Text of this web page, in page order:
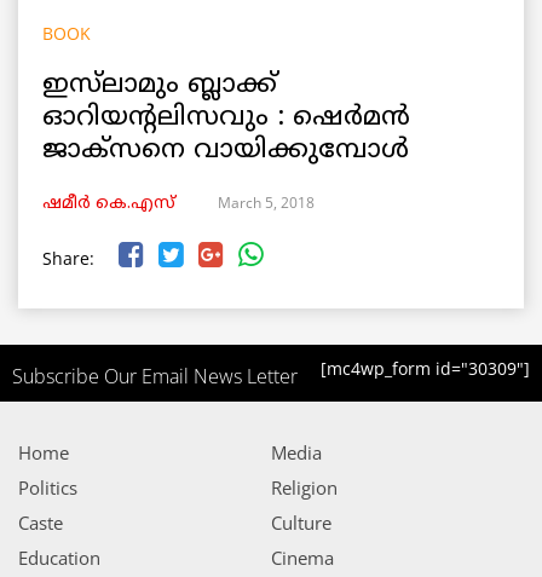
BOOK
ഇസ്‌ലാമും ബ്ലാക്ക്
ഓറിയന്റലിസവും : ഷെർമൻ
ജാക്സനെ വായിക്കുമ്പോൾ
ഷമീര്‍ കെ.എസ് March 5, 2018
Share:
Subscribe Our Email News Letter [mc4wp_form id="30309"]
Home
Politics
Caste
Education
Media
Religion
Culture
Cinema